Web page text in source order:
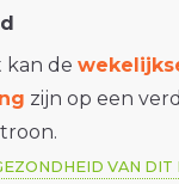
de
zijn op een
VAN DIT